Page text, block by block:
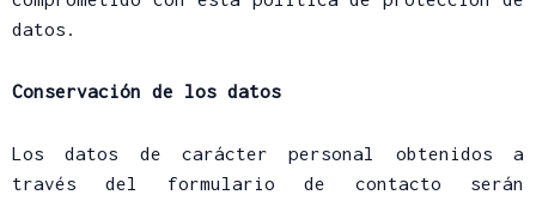
datos.
Conservación de los datos
Los datos de carácter personal obtenidos a
través del formulario de contacto serán